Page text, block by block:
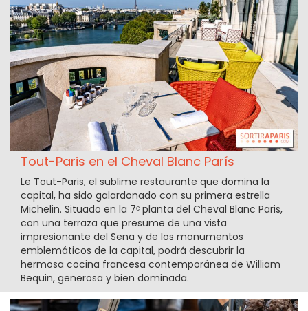
Tout-Paris en el Cheval Blanc París
Le Tout-Paris, el sublime restaurante que domina la
capital, ha sido galardonado con su primera estrella
Michelin. Situado en la 7ᵉ planta del Cheval Blanc Paris,
con una terraza que presume de una vista
impresionante del Sena y de los monumentos
emblemáticos de la capital, podrá descubrir la
hermosa cocina francesa contemporánea de William
Bequin, generosa y bien dominada.